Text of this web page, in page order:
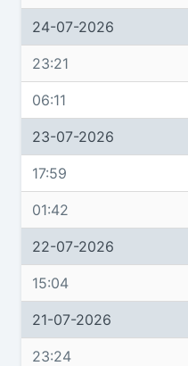
24-07-2026
23:21
06:11
23-07-2026
17:59
01:42
22-07-2026
15:04
21-07-2026
23:24